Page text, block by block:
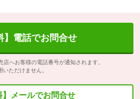
】電話でお問合せ
へお客様の電話番号が通知されます。
ただけません。
】メールでお問合せ